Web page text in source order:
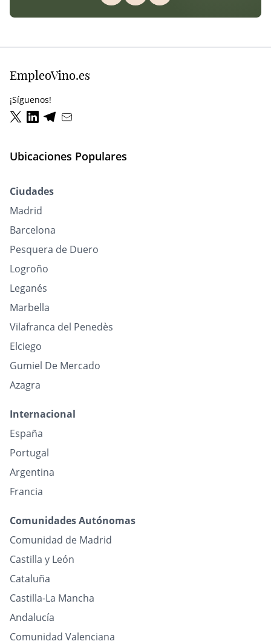
EmpleoVino.es
¡Síguenos!
Ubicaciones Populares
Ciudades
Madrid
Barcelona
Pesquera de Duero
Logroño
Leganés
Marbella
Vilafranca del Penedès
Elciego
Gumiel De Mercado
Azagra
Internacional
España
Portugal
Argentina
Francia
Comunidades Autónomas
Comunidad de Madrid
Castilla y León
Cataluña
Castilla-La Mancha
Andalucía
Comunidad Valenciana